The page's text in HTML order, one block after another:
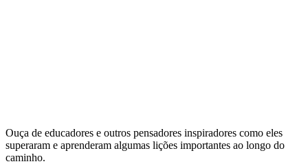
Ouça de educadores e outros pensadores inspiradores como eles
superaram e aprenderam algumas lições importantes ao longo do
caminho.